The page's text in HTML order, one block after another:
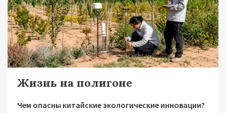
Жизнь на полигоне
Чем опасны китайские экологические инновации?